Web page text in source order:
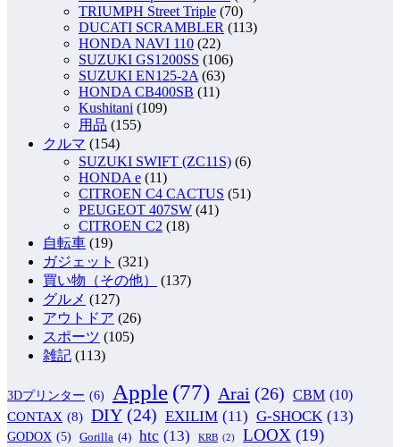
TRIUMPH Street Triple (70)
DUCATI SCRAMBLER (113)
HONDA NAVI 110 (22)
SUZUKI GS1200SS (106)
SUZUKI EN125-2A (63)
HONDA CB400SB (11)
Kushitani (109)
用品 (155)
クルマ (154)
SUZUKI SWIFT (ZC11S) (6)
HONDA e (11)
CITROEN C4 CACTUS (51)
PEUGEOT 407SW (41)
CITROEN C2 (18)
自転車 (19)
ガジェット (321)
買い物（その他）
(137)
グルメ (127)
アウトドア (26)
スポーツ (105)
雑記 (113)
3Dプリンター (6) Apple (77) Arai (26) CBM (10)
CONTAX (8) DIY (24) EXILIM (11) G-SHOCK (13)
GODOX (5) Gorilla (4) htc (13) KRB (2) LOOX (19)